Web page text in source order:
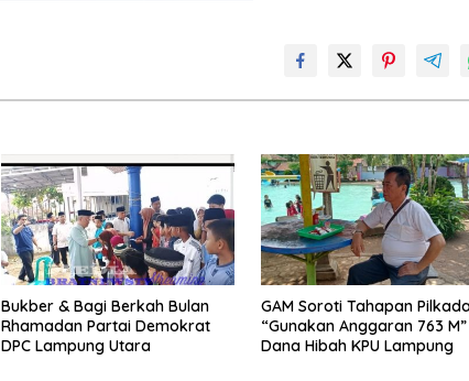
Bukber & Bagi Berkah Bulan
Rhamadan Partai Demokrat
DPC Lampung Utara
GAM Soroti Tahapan
“Gunakan Anggaran 763 M”
Dana Hibah KPU Lampung